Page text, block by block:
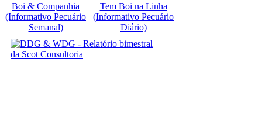
Boi & Companhia
(Informativo Pecuário
Semanal)
Tem Boi na Linha
(Informativo Pecuário
Diário)